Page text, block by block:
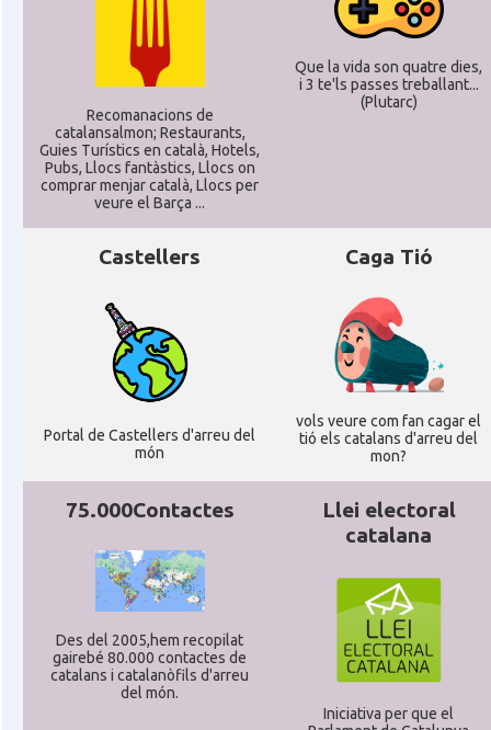
Recomanacions de
catalansalmon; Restaurants,
Guies Turístics en català, Hotels,
Pubs, Llocs fantàstics, Llocs on
comprar menjar català, Llocs per
veure el Barça ...
Que la vida son quatre dies,
i 3 te'ls passes treballant...
(Plutarc)
Castellers
Portal de Castellers d'arreu del
món
Caga Tió
vols veure com fan cagar el
tió els catalans d'arreu del
mon?
75.000Contactes
Des del 2005,hem recopilat
gairebé 80.000 contactes de
catalans i catalanòfils d'arreu
del món.
Llei electoral
catalana
Iniciativa per que el